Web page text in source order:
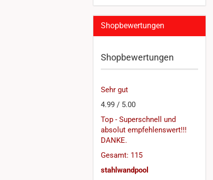
Shopbewertungen
Shopbewertungen
Sehr gut
4.99 / 5.00
Top - Superschnell und
absolut empfehlenswert!!!
DANKE.
Gesamt: 115
stahlwandpool